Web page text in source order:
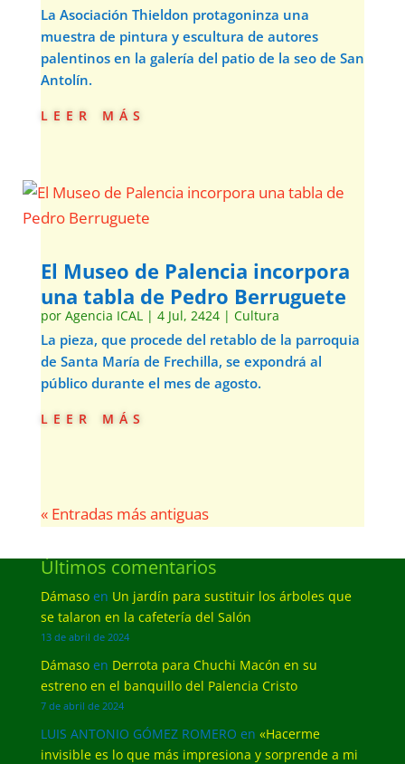
La Asociación Thieldon protagoninza una
muestra de pintura y escultura de autores
palentinos en la galería del patio de la seo de San
Antolín.
leer más
El Museo de Palencia incorpora
una tabla de Pedro Berruguete
por Agencia ICAL | 4 Jul, 2424| Cultura
La pieza, que procede del retablo de la parroquia
de Santa María de Frechilla, se expondrá al
público durante el mes de agosto.
leer más
« Entradas más antiguas
Últimos comentarios
Dámasoen Un jardín para sustituir los árboles que
se talaron en la cafetería del Salón
13 de abril de 2024
Dámasoen Derrota para Chuchi Macón en su
estreno en el banquillo del Palencia Cristo
7 de abril de 2024
LUIS ANTONIO GÓMEZ ROMERO en «Hacerme
invisible es lo que más impresiona y sorprende a mi